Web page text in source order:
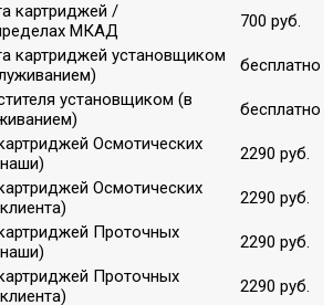
картриджей /
МКАД
700 руб.
картриджей установщиком
бесплатно
установщиком (в
бесплатно
Осмотических
2290 руб.
Осмотических
2290 руб.
Проточных
2290 руб.
Проточных
2290 руб.